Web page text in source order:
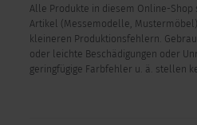
Alle Produkte in diesem Online-Shop
Artikel (Messemodelle,
kleineren Produktionsfehlern.
oder leichte Beschädigungen oder
geringfügige Farbfehler u. ä. stellen